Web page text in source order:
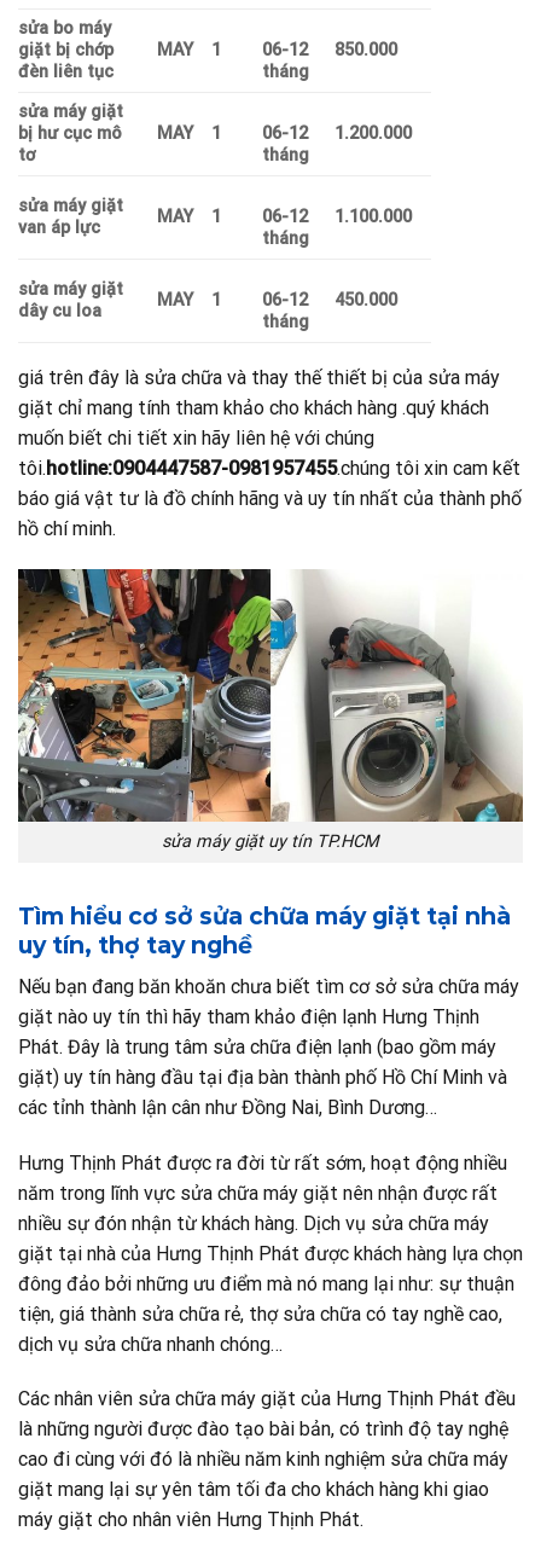
sửa bo máy
giặt bị chớp
đèn liên tục
MAY 1
06-12
tháng
850.000
sửa máy giặt
bị hư cục mô
tơ
MAY 1
06-12
tháng
1.200.000
sửa máy giặt
van áp lực
MAY 1
06-12
tháng
1.100.000
sửa máy giặt
dây cu loa
MAY 1
06-12
tháng
450.000
giá trên đây là sửa chữa và thay thế thiết bị của sửa máy
giặt chỉ mang tính tham khảo cho khách hàng .quý khách
muốn biết chi tiết xin hãy liên hệ với chúng
tôi.hotline:0904447587-0981957455.chúng tôi xin cam kết
báo giá vật tư là đồ chính hãng và uy tín nhất của thành phố
hồ chí minh.
sửa máy giặt uy tín TP.HCM
Tìm hiểu cơ sở sửa chữa máy giặt tại nhà
uy tín, thợ tay nghề
Nếu bạn đang băn khoăn chưa biết tìm cơ sở sửa chữa máy
giặt nào uy tín thì hãy tham khảo điện lạnh Hưng Thịnh
Phát. Đây là trung tâm sửa chữa điện lạnh (bao gồm máy
giặt) uy tín hàng đầu tại địa bàn thành phố Hồ Chí Minh và
các tỉnh thành lận cân như Đồng Nai, Bình Dương…
Hưng Thịnh Phát được ra đời từ rất sớm, hoạt động nhiều
năm trong lĩnh vực sửa chữa máy giặt nên nhận được rất
nhiều sự đón nhận từ khách hàng. Dịch vụ sửa chữa máy
giặt tại nhà của Hưng Thịnh Phát được khách hàng lựa chọn
đông đảo bởi những ưu điểm mà nó mang lại như: sự thuận
tiện, giá thành sửa chữa rẻ, thợ sửa chữa có tay nghề cao,
dịch vụ sửa chữa nhanh chóng…
Các nhân viên sửa chữa máy giặt của Hưng Thịnh Phát đều
là những người được đào tạo bài bản, có trình độ tay nghệ
cao đi cùng với đó là nhiều năm kinh nghiệm sửa chữa máy
giặt mang lại sự yên tâm tối đa cho khách hàng khi giao
máy giặt cho nhân viên Hưng Thịnh Phát.